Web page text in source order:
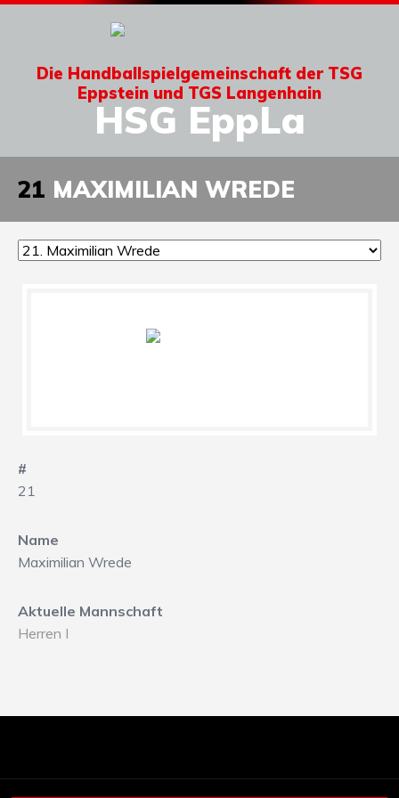
Die Handballspielgemeinschaft der TSG
Eppstein und TGS Langenhain
HSG EppLa
21 MAXIMILIAN WREDE
#
21
Name
Maximilian Wrede
Aktuelle Mannschaft
Herren I